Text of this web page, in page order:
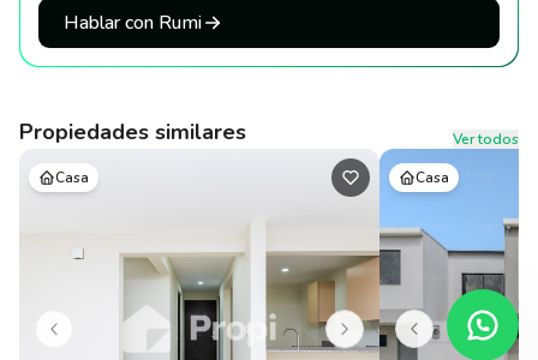
Hablar con Rumi
Propiedades similares
Ver todos
Casa
Casa